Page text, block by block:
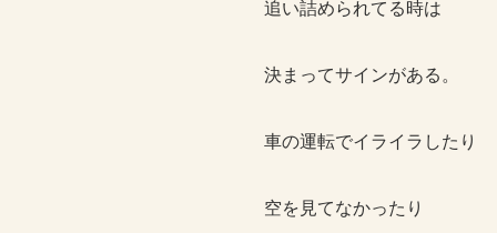
追い詰められてる時は
決まってサインがある。
車の運転でイライラしたり
空を見てなかったり